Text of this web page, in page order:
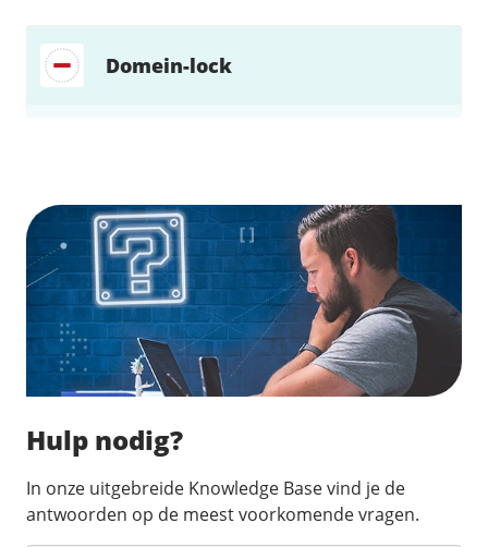
Domein-lock
Hulp nodig?
In onze uitgebreide Knowledge Base vind je de
antwoorden op de meest voorkomende vragen.